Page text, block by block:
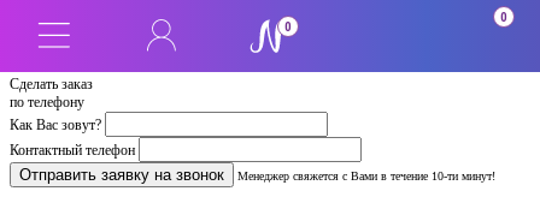
Сделать заказ
по телефону
Как Вас зовут?
Контактный телефон
Менеджер свяжется с Вами в течение 10-ти минут!
0
0